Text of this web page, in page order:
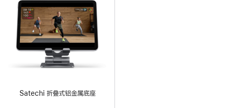
Satechi 折叠式铝金属底座